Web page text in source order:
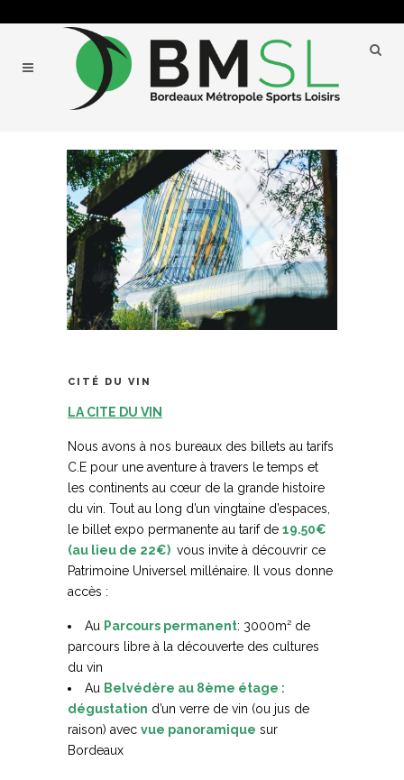
CITÉ DU VIN
LA CITE DU VIN
Nous avons à nos bureaux des billets au tarifs
C.E pour une aventure à travers le temps et
les continents au cœur de la grande histoire
du vin. Tout au long d’un vingtaine d’espaces,
le billet expo permanente au tarif de 19.50€
(au lieu de 22€) vous invite à découvrir ce
Patrimoine Universel millénaire. Il vous donne
accès :
Au Parcours permanent: 3000m² de
parcours libre à la découverte des cultures
du vin
Au Belvédère au 8ème étage :
dégustation d’un verre de vin (ou jus de
raison) avec vue panoramique sur
Bordeaux